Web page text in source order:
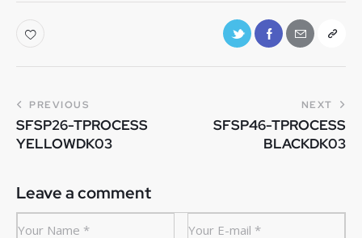
PREVIOUS
SFSP26-TPROCESS
YELLOWDK03
NEXT
SFSP46-TPROCESS
BLACKDK03
Leave a comment